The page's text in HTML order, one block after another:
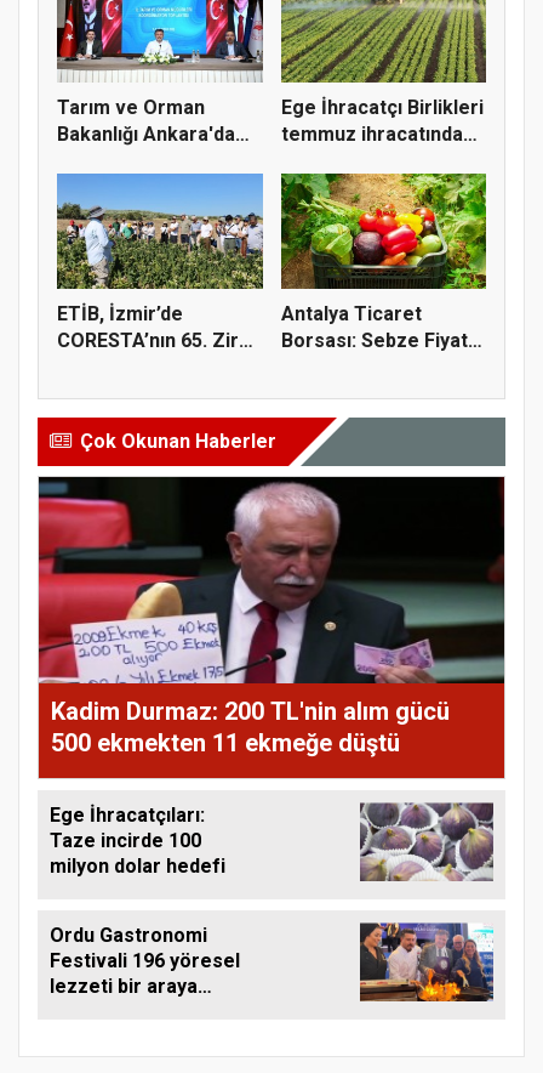
Tarım ve Orman
Bakanlığı Ankara'da
Ege İhracatçı Birlikleri
temmuz ihracatında
ETİB, İzmir’de
CORESTA’nın 65. Zirai
Antalya Ticaret
Borsası: Sebze Fiyat
Çok Okunan Haberler
Kadim Durmaz: 200 TL'nin alım gücü
500 ekmekten 11 ekmeğe düştü
Ege İhracatçıları:
Taze incirde 100
milyon dolar hedefi
Ordu Gastronomi
Festivali 196 yöresel
lezzeti bir araya